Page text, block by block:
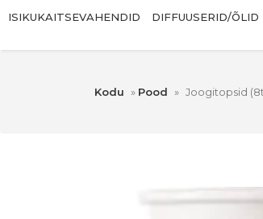
ISIKUKAITSEVAHENDID DIFFUUSERID/ÕLID
Kodu » Pood » Joogitopsid